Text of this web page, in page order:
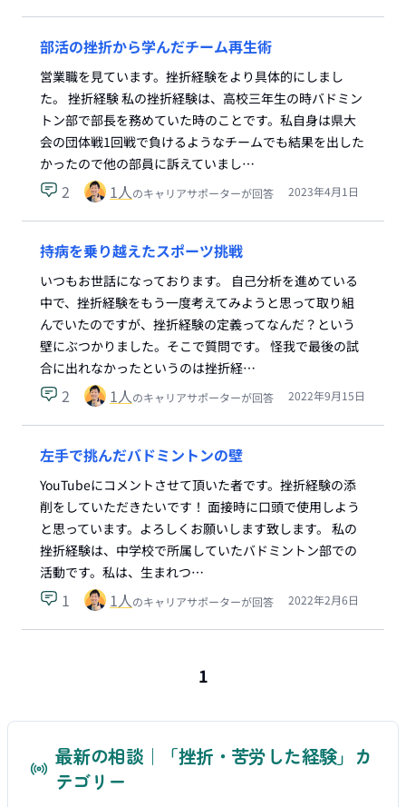
部活の挫折から学んだチーム再生術
営業職を見ています。挫折経験をより具体的にしまし
た。 挫折経験 私の挫折経験は、高校三年生の時バドミン
トン部で部長を務めていた時のことです。私自身は県大
会の団体戦1回戦で負けるようなチームでも結果を出した
かったので他の部員に訴えていまし…
2 1人のキャリアサポーターが回答 2023年4月1日
持病を乗り越えたスポーツ挑戦
いつもお世話になっております。 自己分析を進めている
中で、挫折経験をもう一度考えてみようと思って取り組
んでいたのですが、挫折経験の定義ってなんだ？という
壁にぶつかりました。そこで質問です。 怪我で最後の試
合に出れなかったというのは挫折経…
2 1人のキャリアサポーターが回答 2022年9月15日
左手で挑んだバドミントンの壁
YouTubeにコメントさせて頂いた者です。挫折経験の添
削をしていただきたいです！ 面接時に口頭で使用しよう
と思っています。よろしくお願いします致します。 私の
挫折経験は、中学校で所属していたバドミントン部での
活動です。私は、生まれつ…
1 1人のキャリアサポーターが回答 2022年2月6日
1
最新の相談｜「挫折・苦労した経験」カ
テゴリー